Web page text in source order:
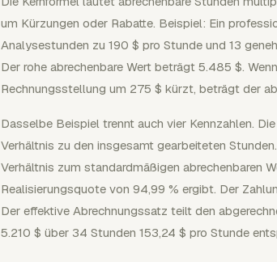
um Kürzungen oder Rabatte. Beispiel: Ein
Analysestunden zu 190 $ pro Stunde und 13
Der rohe abrechenbare Wert beträgt 5.485 $.
Rechnungsstellung um 275 $ kürzt, beträgt der
Dasselbe Beispiel trennt auch vier Kennzahlen.
Verhältnis zu den insgesamt gearbeiteten
Verhältnis zum standardmäßigen abrechenbaren
Realisierungsquote von 94,99 % ergibt. Der
Der effektive Abrechnungssatz teilt den
5.210 $ über 34 Stunden 153,24 $ pro Stunde